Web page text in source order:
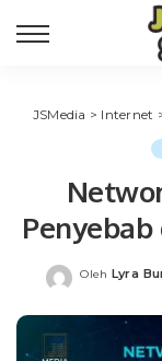
JSMedia > Internet
Posted
Oleh Lyra